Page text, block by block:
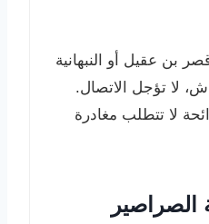
بن عقيل أو النبهانية
لا تؤجل الاتصال.
لا تتطلب مغادرة